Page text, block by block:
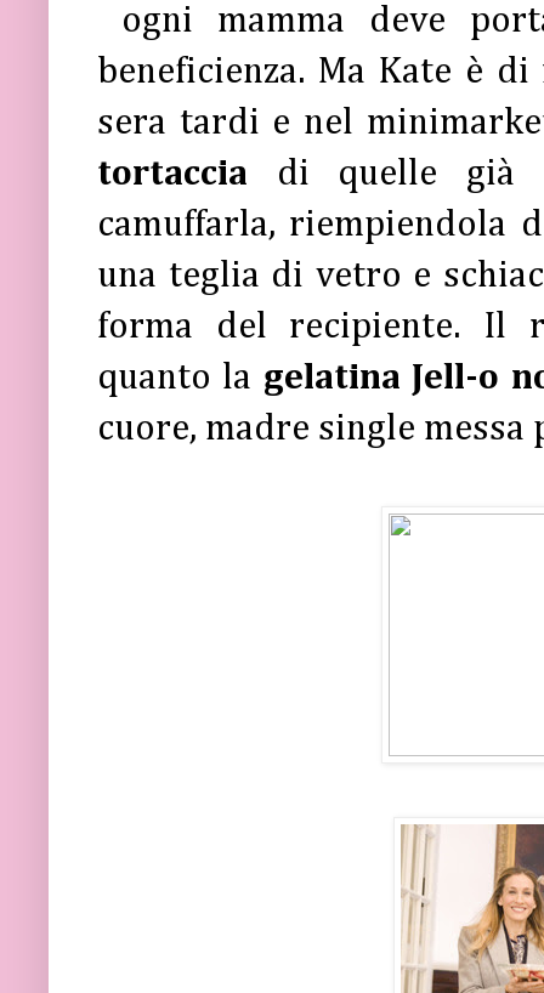
ogni mamma deve
beneficienza. Ma Kate è
sera tardi e nel
tortaccia di quelle già
camuffarla, riempiendola
una teglia di vetro e
forma del recipiente. Il
quanto la gelatina Jell-o
cuore, madre single messa